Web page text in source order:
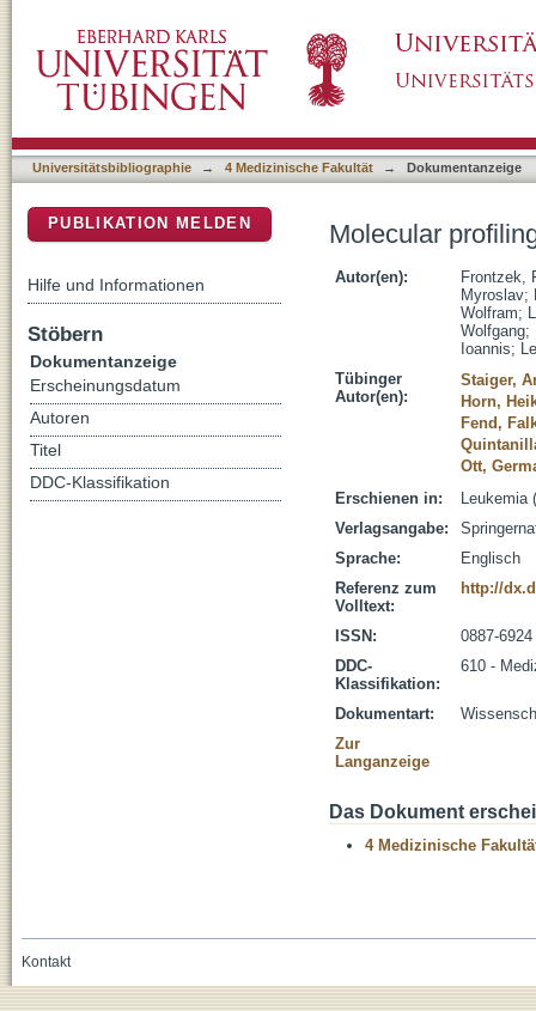
Universitätsbibliographie → 4 Medizinische Fakultät → Dokumentanzeige
Molecular
Autor(en):
Frontzek,
Myroslav;
Wolfram;
Wolfgang;
Ioannis;
Tübinger
Autor(en):
Staiger,
Horn,
Fend,
Ott,
Erschienen in:
Leukemia
Verlagsangabe:
Sprache:
Englisch
Referenz zum
Volltext:
http://
ISSN:
0887-6924
DDC-
Klassifikation:
610 -
Dokumentart:
Zur
Langanzeige
Das Dokument
4 Medizinische
PUBLIKATION MELDEN
Hilfe und Informationen
Stöbern
Dokumentanzeige
Erscheinungsdatum
Autoren
Titel
DDC-Klassifikation
Kontakt